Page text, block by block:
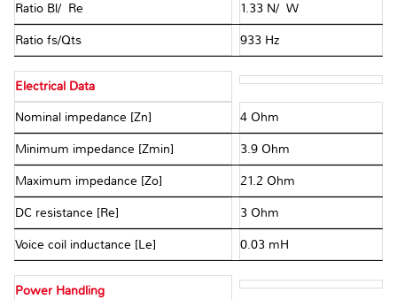
Ratio Bl/√Re 1.33 N/√W
Ratio fs/Qts 933 Hz
Electrical Data
Nominal impedance [Zn] 4 Ohm
Minimum impedance [Zmin] 3.9 Ohm
Maximum impedance [Zo] 21.2 Ohm
DC resistance [Re] 3 Ohm
Voice coil inductance [Le] 0.03 mH
Power Handling